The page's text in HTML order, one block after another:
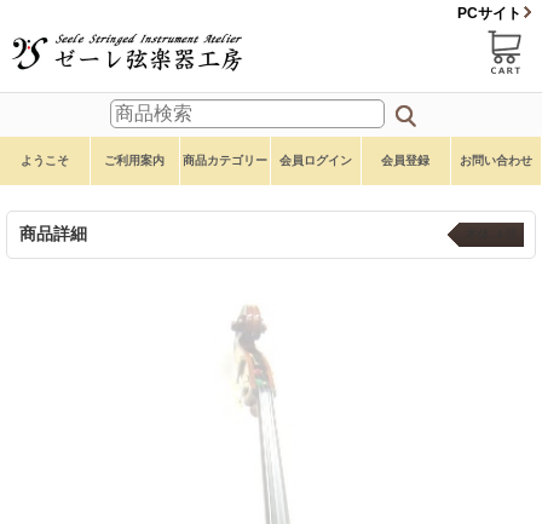
PCサイト
ようこそ ご利用案内 商品カテゴリー 会員ログイン 会員登録 お問い合わせ
商品詳細